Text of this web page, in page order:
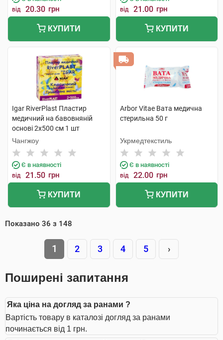
від 20.30 грн
КУПИТИ
від 21.00 грн
КУПИТИ
Igar RiverPlast Пластир
медичний на бавовняній
основі 2х500 см 1 шт
Чангжоу
Є в наявності
від 21.50 грн
КУПИТИ
Arbor Vitae Вата медична
стерильна 50 г
Укрмедтекстиль
Є в наявності
від 22.00 грн
КУПИТИ
Показано 36 з 148
1 2 3 4 5 ›
Поширені запитання
Яка ціна на догляд за ранами ?
Вартість товару в каталозі догляд за ранами
починається від 1 грн.